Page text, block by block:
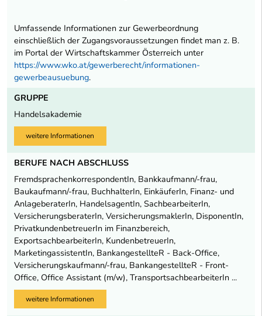
Umfassende Informationen zur Gewerbeordnung
einschließlich der Zugangsvoraussetzungen findet man z. B.
im Portal der Wirtschaftskammer Österreich unter
https://www.wko.at/gewerberecht/informationen-
gewerbeausuebung.
GRUPPE
Handelsakademie
weitere Informationen
BERUFE NACH ABSCHLUSS
FremdsprachenkorrespondentIn, Bankkaufmann/-frau,
Baukaufmann/-frau, BuchhalterIn, EinkäuferIn, Finanz- und
AnlageberaterIn, HandelsagentIn, SachbearbeiterIn,
VersicherungsberaterIn, VersicherungsmaklerIn, DisponentIn,
PrivatkundenbetreuerIn im Finanzbereich,
ExportsachbearbeiterIn, KundenbetreuerIn,
MarketingassistentIn, BankangestellteR - Back-Office,
Versicherungskaufmann/-frau, BankangestellteR - Front-
Office, Office Assistant (m/w), TransportsachbearbeiterIn ...
weitere Informationen